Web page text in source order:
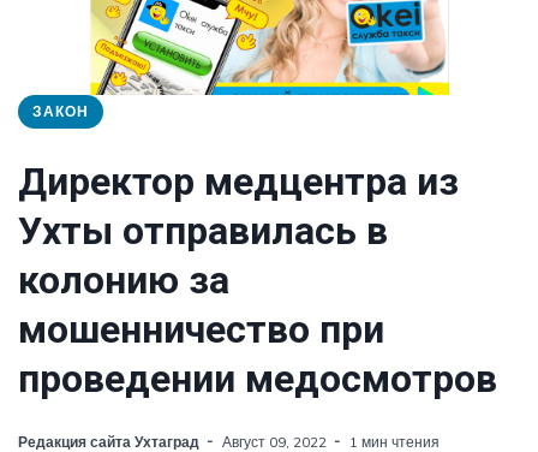
ЗАКОН
Директор медцентра из
Ухты отправилась в
колонию за
мошенничество при
проведении медосмотров
Редакция сайта Ухтаград Август 09, 2022 1 мин чтения